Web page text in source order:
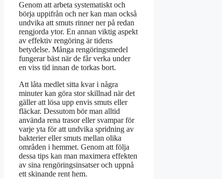
Genom att arbeta systematiskt och
börja uppifrån och ner kan man också
undvika att smuts rinner ner på redan
rengjorda ytor. En annan viktig aspekt
av effektiv rengöring är tidens
betydelse. Många rengöringsmedel
fungerar bäst när de får verka under
en viss tid innan de torkas bort.
Att låta medlet sitta kvar i några
minuter kan göra stor skillnad när det
gäller att lösa upp envis smuts eller
fläckar. Dessutom bör man alltid
använda rena trasor eller svampar för
varje yta för att undvika spridning av
bakterier eller smuts mellan olika
områden i hemmet. Genom att följa
dessa tips kan man maximera effekten
av sina rengöringsinsatser och uppnå
ett skinande rent hem.